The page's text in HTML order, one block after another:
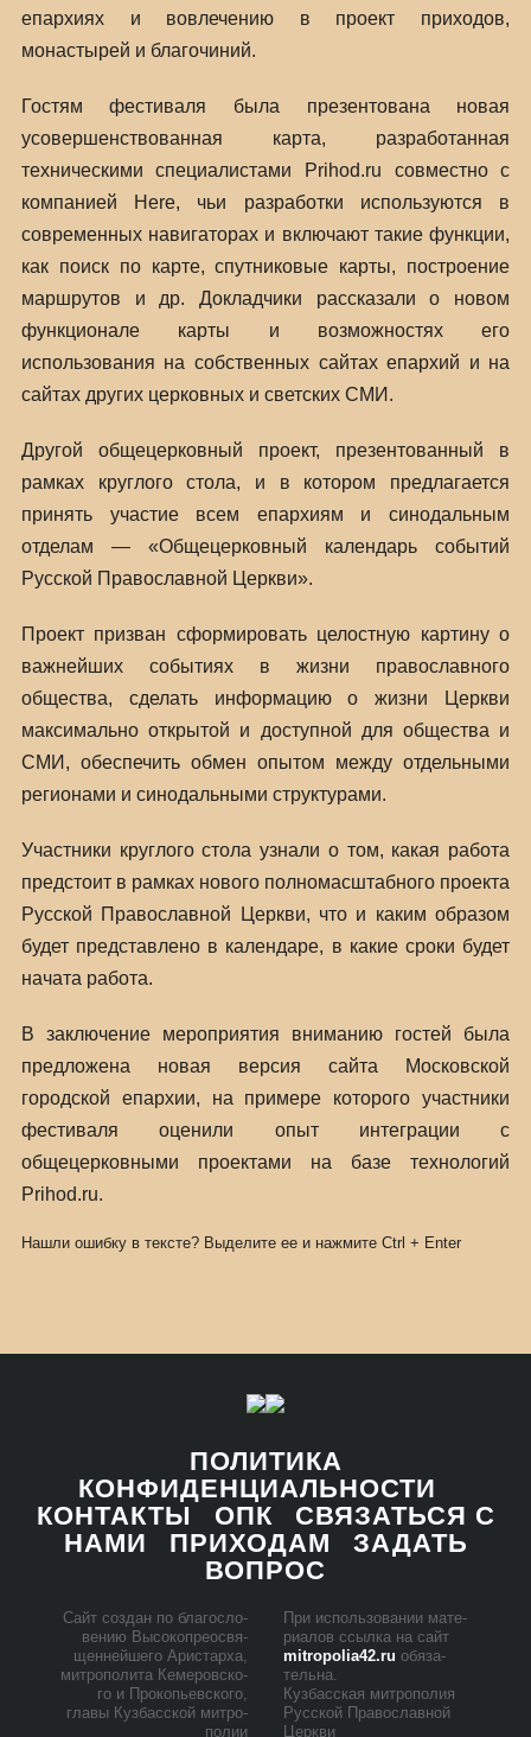
епархиях и вовлечению в проект приходов,
монастырей и благочиний.
Гостям фестиваля была презентована новая
усовершенствованная карта, разработанная
техническими специалистами Prihod.ru совместно с
компанией Here, чьи разработки используются в
современных навигаторах и включают такие функции,
как поиск по карте, спутниковые карты, построение
маршрутов и др. Докладчики рассказали о новом
функционале карты и возможностях его
использования на собственных сайтах епархий и на
сайтах других церковных и светских СМИ.
Другой общецерковный проект, презентованный в
рамках круглого стола, и в котором предлагается
принять участие всем епархиям и синодальным
отделам — «Общецерковный календарь событий
Русской Православной Церкви».
Проект призван сформировать целостную картину о
важнейших событиях в жизни православного
общества, сделать информацию о жизни Церкви
максимально открытой и доступной для общества и
СМИ, обеспечить обмен опытом между отдельными
регионами и синодальными структурами.
Участники круглого стола узнали о том, какая работа
предстоит в рамках нового полномасштабного проекта
Русской Православной Церкви, что и каким образом
будет представлено в календаре, в какие сроки будет
начата работа.
В заключение мероприятия вниманию гостей была
предложена новая версия сайта Московской
городской епархии, на примере которого участники
фестиваля оценили опыт интеграции с
общецерковными проектами на базе технологий
Prihod.ru.
Нашли ошибку в тексте? Выделите ее и нажмите Ctrl + Enter
ПОЛИТИКА
КОНФИДЕНЦИАЛЬНОСТИ
КОНТАКТЫ
ОПК
СВЯЗАТЬСЯ С
НАМИ
ПРИХОДАМ
ЗАДАТЬ
ВОПРОС
Сайт со­здан по бла­го­сло­
ве­нию Вы­со­ко­прео­свя­
щен­ней­ше­го Ари­стар­ха,
мит­ро­по­ли­та Ке­ме­ров­ско­
го и Про­ко­пьев­ско­го,
гла­вы Куз­бас­ской мит­ро­
по­лии
При ис­поль­зо­ва­нии ма­те­
ри­а­лов ссыл­ка на сайт
mitropolia42.ru обя­за­
тель­на.
Куз­бас­ская мит­ро­по­лия
Рус­ской Пра­во­слав­ной
Церк­ви